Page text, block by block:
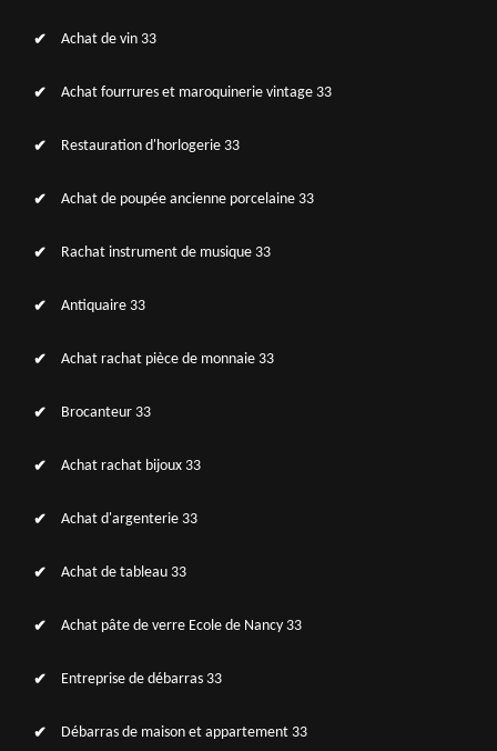
Achat de vin 33
Achat fourrures et maroquinerie vintage 33
Restauration d'horlogerie 33
Achat de poupée ancienne porcelaine 33
Rachat instrument de musique 33
Antiquaire 33
Achat rachat pièce de monnaie 33
Brocanteur 33
Achat rachat bijoux 33
Achat d'argenterie 33
Achat de tableau 33
Achat pâte de verre Ecole de Nancy 33
Entreprise de débarras 33
Débarras de maison et appartement 33